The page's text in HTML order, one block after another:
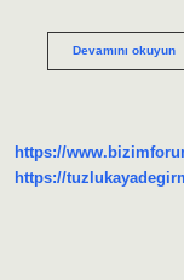
Devamını okuyun
3
https://
https://